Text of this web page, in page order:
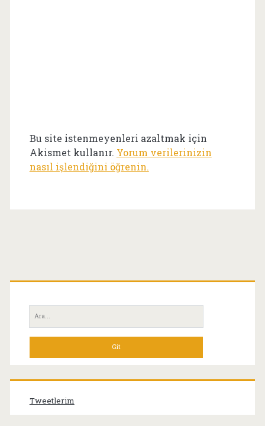
Bu site istenmeyenleri azaltmak için
Akismet kullanır. Yorum verilerinizin
nasıl işlendiğini öğrenin.
Birincil
Yan
Menü
Ara:
Tweetlerim